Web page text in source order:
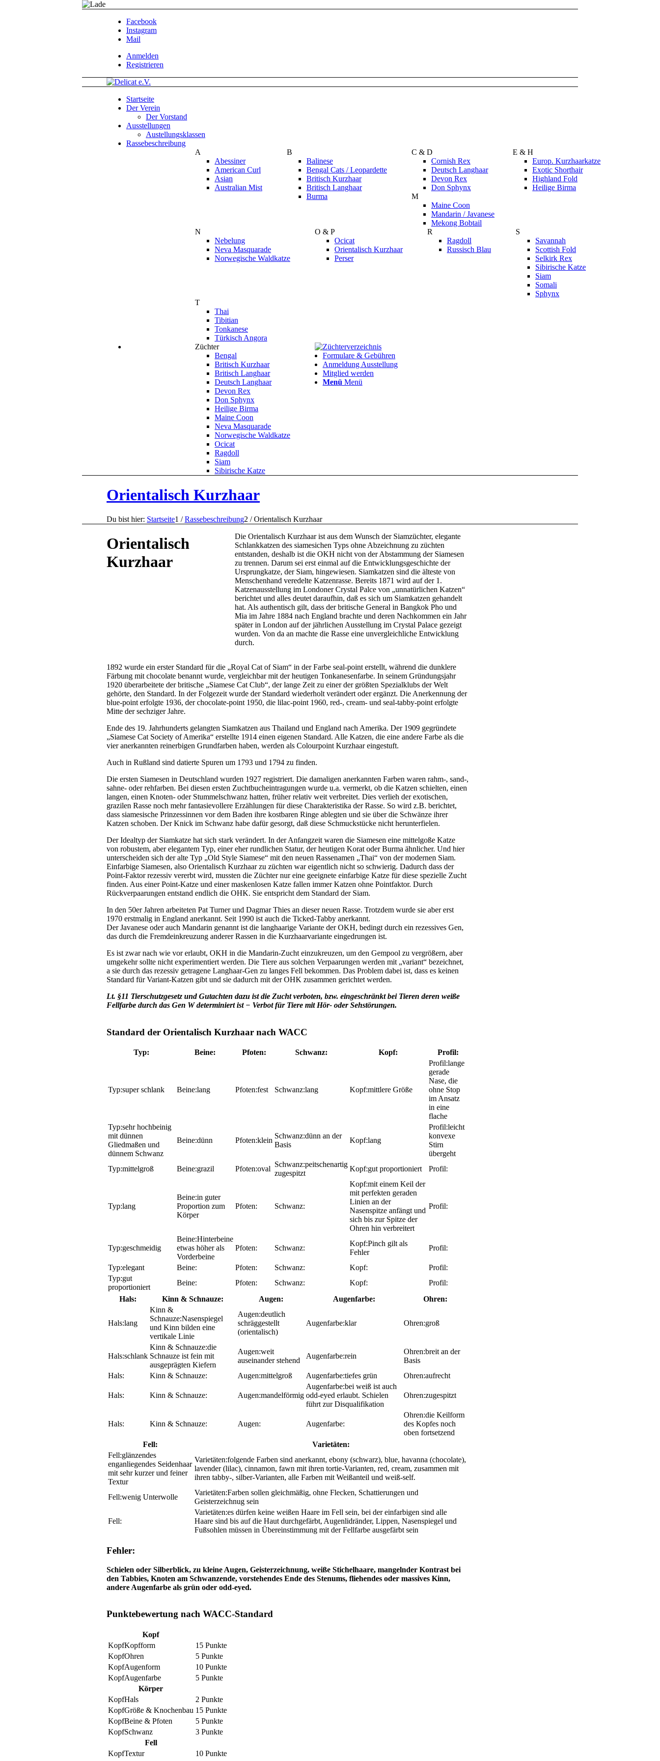
Facebook
Instagram
Mail
Anmelden
Registrieren
Startseite
Der Verein
Der Vorstand
Ausstellungen
Austellungsklassen
Rassebeschreibung
A
Abessiner
American Curl
Asian
Australian Mist
B
Balinese
Bengal Cats / Leopardette
Britisch Kurzhaar
Britisch Langhaar
Burma
C & D
Cornish Rex
Deutsch Langhaar
Devon Rex
Don Sphynx
E & H
Europ. Kurzhaarkatze
Exotic Shorthair
Highland Fold
Heilige Birma
M
Maine Coon
Mandarin / Javanese
Mekong Bobtail
N
Nebelung
Neva Masquarade
Norwegische Waldkatze
O & P
Ocicat
Orientalisch Kurzhaar
Perser
R
Ragdoll
Russisch Blau
S
Savannah
Scottish Fold
Selkirk Rex
Sibirische Katze
Siam
Somali
Sphynx
T
Thai
Tibitian
Tonkanese
Türkisch Angora
Züchterverzeichnis
Züchter
Bengal
Britisch Kurzhaar
Britisch Langhaar
Deutsch Langhaar
Devon Rex
Don Sphynx
Heilige Birma
Maine Coon
Neva Masquarade
Norwegische Waldkatze
Ocicat
Ragdoll
Siam
Sibirische Katze
Formulare & Gebühren
Anmeldung Ausstellung
Mitglied werden
Menü Menü
Orientalisch Kurzhaar
Du bist hier: Startseite1 / Rassebeschreibung2 / Orientalisch Kurzhaar
Orientalisch
Kurzhaar
Die Orientalisch Kurzhaar ist aus dem Wunsch der Siamzüchter, elegante
Schlankkatzen des siamesichen Typs ohne Abzeichnung zu züchten
entstanden, deshalb ist die OKH nicht von der Abstammung der Siamesen
zu trennen. Darum sei erst einmal auf die Entwicklungsgeschichte der
Ursprungkatze, der Siam, hingewiesen. Siamkatzen sind die älteste von
Menschenhand veredelte Katzenrasse. Bereits 1871 wird auf der 1.
Katzenausstellung im Londoner Crystal Palce von „unnatürlichen Katzen“
berichtet und alles deutet daraufhin, daß es sich um Siamkatzen gehandelt
hat. Als authentisch gilt, dass der britische General in Bangkok Pho und
Mia im Jahre 1884 nach England brachte und deren Nachkommen ein Jahr
später in London auf der jährlichen Ausstellung im Crystal Palace gezeigt
wurden. Von da an machte die Rasse eine unvergleichliche Entwicklung
durch.
1892 wurde ein erster Standard für die „Royal Cat of Siam“ in der Farbe seal-point erstellt, während die dunklere
Färbung mit chocolate benannt wurde, vergleichbar mit der heutigen Tonkanesenfarbe. In seinem Gründungsjahr
1920 überarbeitete der britische „Siamese Cat Club“, der lange Zeit zu einer der größten Spezialklubs der Welt
gehörte, den Standard. In der Folgezeit wurde der Standard wiederholt verändert oder ergänzt. Die Anerkennung der
blue-point erfolgte 1936, der chocolate-point 1950, die lilac-point 1960, red-, cream- und seal-tabby-point erfolgte
Mitte der sechziger Jahre.
Ende des 19. Jahrhunderts gelangten Siamkatzen aus Thailand und England nach Amerika. Der 1909 gegründete
„Siamese Cat Society of Amerika“ erstellte 1914 einen eigenen Standard. Alle Katzen, die eine andere Farbe als die
vier anerkannten reinerbigen Grundfarben haben, werden als Colourpoint Kurzhaar eingestuft.
Auch in Rußland sind datierte Spuren um 1793 und 1794 zu finden.
Die ersten Siamesen in Deutschland wurden 1927 registriert. Die damaligen anerkannten Farben waren rahm-, sand-,
sahne- oder rehfarben. Bei diesen ersten Zuchtbucheintragungen wurde u.a. vermerkt, ob die Katzen schielten, einen
langen, einen Knoten- oder Stummelschwanz hatten, früher relativ weit verbreitet. Dies verlieh der exotischen,
grazilen Rasse noch mehr fantasievollere Erzählungen für diese Charakteristika der Rasse. So wird z.B. berichtet,
dass siamesische Prinzessinnen vor dem Baden ihre kostbaren Ringe ablegten und sie über die Schwänze ihrer
Katzen schoben. Der Knick im Schwanz habe dafür gesorgt, daß diese Schmuckstücke nicht herunterfielen.
Der Idealtyp der Siamkatze hat sich stark verändert. In der Anfangzeit waren die Siamesen eine mittelgoße Katze
von robustem, aber elegantem Typ, einer eher rundlichen Statur, der heutigen Korat oder Burma ähnlicher. Und hier
unterscheiden sich der alte Typ „Old Style Siamese“ mit den neuen Rassenamen „Thai“ von der modernen Siam.
Einfarbige Siamesen, also Orientalisch Kurzhaar zu züchten war eigentlich nicht so schwierig. Dadurch dass der
Point-Faktor rezessiv vererbt wird, mussten die Züchter nur eine geeignete einfarbige Katze für diese spezielle Zucht
finden. Aus einer Point-Katze und einer maskenlosen Katze fallen immer Katzen ohne Pointfaktor. Durch
Rückverpaarungen entstand endlich die OHK. Sie entspricht dem Standard der Siam.
In den 50er Jahren arbeiteten Pat Turner und Dagmar Thies an dieser neuen Rasse. Trotzdem wurde sie aber erst
1970 erstmalig in England anerkannt. Seit 1990 ist auch die Ticked-Tabby anerkannt.
Der Javanese oder auch Mandarin genannt ist die langhaarige Variante der OKH, bedingt durch ein rezessives Gen,
das durch die Fremdeinkreuzung anderer Rassen in die Kurzhaarvariante eingedrungen ist.
Es ist zwar nach wie vor erlaubt, OKH in die Mandarin-Zucht einzukreuzen, um den Gempool zu vergrößern, aber
umgekehr sollte nicht experimentiert werden. Die Tiere aus solchen Verpaarungen werden mit „variant“ bezeichnet,
a sie durch das rezessiv getragene Langhaar-Gen zu langes Fell bekommen. Das Problem dabei ist, dass es keinen
Standard für Variant-Katzen gibt und sie dadurch mit der OHK zusammen gerichtet werden.
Lt. §11 Tierschutzgesetz und Gutachten dazu ist die Zucht verboten, bzw. eingeschränkt bei Tieren deren weiße
Fellfarbe durch das Gen W determiniert ist − Verbot für Tiere mit Hör- oder Sehstörungen.
Standard der Orientalisch Kurzhaar nach WACC
Typ: Beine: Pfoten: Schwanz: Kopf: Profil:
super schlank lang fest lang mittlere Größe
lange
gerade
Nase, die
ohne Stop
im Ansatz
in eine
flache
sehr hochbeinig
mit dünnen
Gliedmaßen und
dünnem Schwanz
dünn klein
dünn an der
Basis
lang
leicht
konvexe
Stirn
übergeht
mittelgroß
grazil oval
peitschenartig
zugespitzt
gut proportioniert
lang
in guter
Proportion zum
Körper
mit einem Keil der
mit perfekten geraden
Linien an der
Nasenspitze anfängt und
sich bis zur Spitze der
Ohren hin verbreitert
geschmeidig
Hinterbeine
etwas höher als
Vorderbeine
Pinch gilt als
Fehler
elegant
gut
proportioniert
Hals:
Kinn & Schnauze: Augen: Augenfarbe: Ohren:
lang
Nasenspiegel
und Kinn bilden eine
vertikale Linie
deutlich
schräggestellt
(orientalisch)
klar groß
schlank
die
Schnauze ist fein mit
ausgeprägten Kiefern
weit
auseinander stehend
rein
breit an der
Basis
mittelgroß
tiefes grün aufrecht
mandelförmig
bei weiß ist auch
odd-eyed erlaubt. Schielen
führt zur Disqualifikation
zugespitzt
die Keilform
des Kopfes noch
oben fortsetzend
Fell:
Varietäten:
glänzendes
enganliegendes Seidenhaar
mit sehr kurzer und feiner
Textur
folgende Farben sind anerkannt, ebony (schwarz), blue, havanna (chocolate),
lavender (lilac), cinnamon, fawn mit ihren tortie-Varianten, red, cream, zusammen mit
ihren tabby-, silber-Varianten, alle Farben mit Weißanteil und weiß-self.
wenig Unterwolle
Farben sollen gleichmäßig, ohne Flecken, Schattierungen und
Geisterzeichnug sein
es dürfen keine weißen Haare im Fell sein, bei der einfarbigen sind alle
Haare sind bis auf die Haut durchgefärbt, Augenlidränder, Lippen, Nasenspiegel und
Fußsohlen müssen in Übereinstimmung mit der Fellfarbe ausgefärbt sein
Fehler:
Schielen oder Silberblick, zu kleine Augen, Geisterzeichnung, weiße Stichelhaare, mangelnder Kontrast bei
den Tabbies, Knoten am Schwanzende, vorstehendes Ende des Stenums, fliehendes oder massives Kinn,
andere Augenfarbe als grün oder odd-eyed.
Punktebewertung nach WACC-Standard
Kopf
Kopfform
15 Punkte
Ohren
5 Punkte
Augenform
10 Punkte
Augenfarbe
5 Punkte
Körper
Hals
2 Punkte
Größe & Knochenbau 15 Punkte
Beine & Pfoten
5 Punkte
Schwanz
3 Punkte
Fell
Textur
10 Punkte